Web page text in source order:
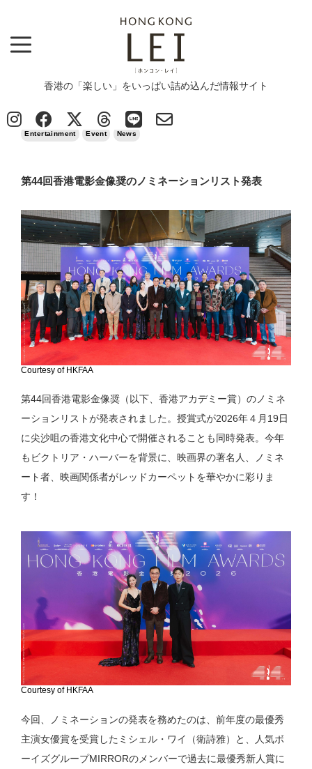
香港の「楽しい」をいっぱい詰め込んだ情報サイト
Entertainment > 第44回香港電影金像奨のノミネーションリスト発表
Entertainment Event News
第44回香港電影金像奨のノミネーションリスト発表
Courtesy of HKFAA
第44回香港電影金像奨（以下、香港アカデミー賞）のノミネ
ーションリストが発表されました。授賞式が2026年４月19日
に尖沙咀の香港文化中心で開催されることも同時発表。今年
もビクトリア・ハーバーを背景に、映画界の著名人、ノミネ
ート者、映画関係者がレッドカーペットを華やかに彩りま
す！
Courtesy of HKFAA
今回、ノミネーションの発表を務めたのは、前年度の最優秀
主演女優賞を受賞したミシェル・ワイ（衛詩雅）と、人気ボ
ーイズグループMIRRORのメンバーで過去に最優秀新人賞に